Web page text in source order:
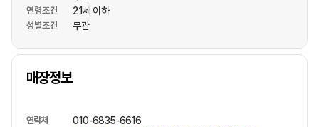
연령조건 21세 이하
성별조건 무관
매장정보
상호명
연락처 010-6835-6616